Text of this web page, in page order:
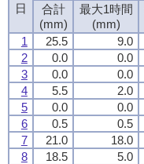
日
合計
(mm)
最大1時間
(mm)
1
25.5 9.0
2
0.0 0.0
3
0.0 0.0
4
5.5 2.0
5
0.0 0.0
6
0.5 0.5
7
21.0 18.0
8
18.5 5.0